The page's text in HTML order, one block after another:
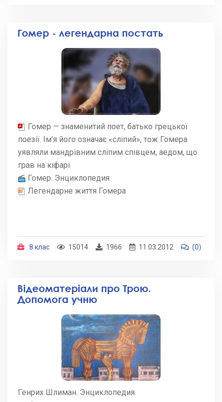
Гомер - легендарна постать
Гомер — знаменитий поет, батько грецької
поезії. Ім’я його означає «сліпий», тож Гомера
уявляли мандрівним сліпим співцем, аедом, що
грав на кіфарі
Гомер. Энциклопедия
Легендарне життя Гомера
8 клас 15014 1966 11.03.2012 (0)
Відеоматеріали про Трою.
Допомога учню
Генрих Шлиман. Энциклопедия